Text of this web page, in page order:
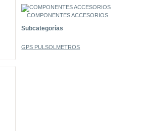
COMPONENTES ACCESORIOS
Subcategorías
GPS PULSOLMETROS